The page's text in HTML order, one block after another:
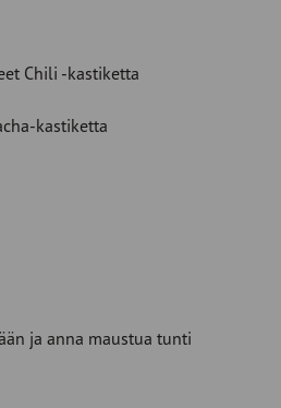
Chili -kastiketta
kastiketta
ja anna maustua tunti